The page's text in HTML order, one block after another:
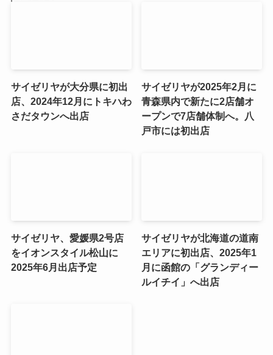
サイゼリヤが大分県に初出
店、2024年12月にトキハわ
さだタウンへ出店
サイゼリヤが2025年2月に
青森県内で新たに2店舗オ
ープンで7店舗体制へ。八
戸市には初出店
サイゼリヤ、愛媛県2号店
をイオンスタイル松山に
2025年6月出店予定
サイゼリヤが北海道の道南
エリアに初出店、2025年1
月に函館の「グランディー
ルイチイ」へ出店